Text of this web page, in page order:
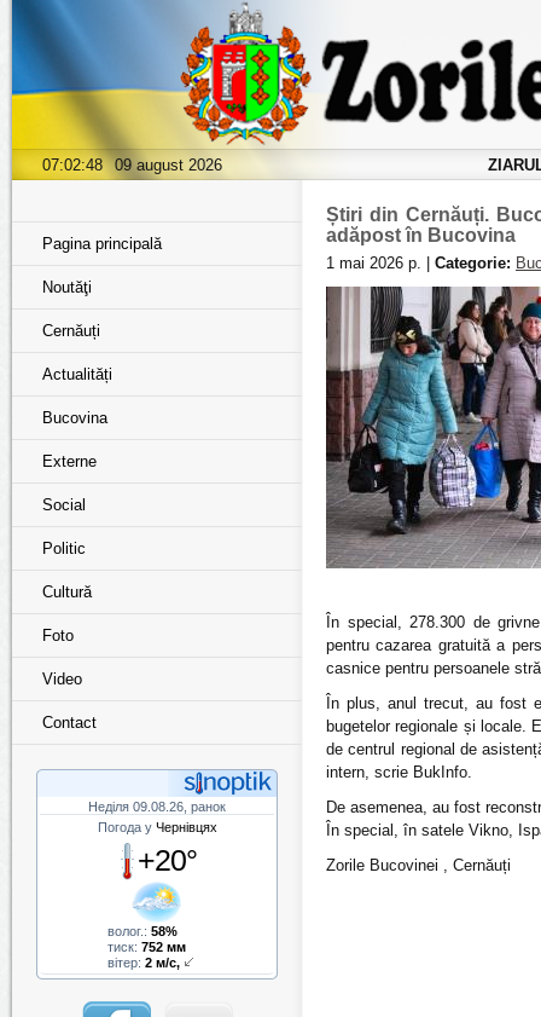
07:02:49 09 august 2026
Pagina principală
Noutăţi
Cernăuți
Actualități
Bucovina
Externe
Social
Politic
Cultură
Foto
Video
Contact
Неділя 09.08.26, ранок
Погода у Чернівцях
+20°
волог.: 58%
тиск: 752 мм
вітер: 2 м/с,
Știri din Cernăuți.
adăpost în Bucovina
1 mai 2026 р. | Categorie:
În special, 278.300 de
pentru cazarea gratuită a
casnice pentru persoanele
În plus, anul trecut, au fost
bugetelor regionale și locale.
de centrul regional de
intern, scrie BukInfo.
De asemenea, au fost
În special, în satele Vikno,
Zorile Bucovinei , Cernăuți